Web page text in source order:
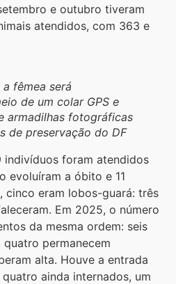
e outubro tiveram
atendidos, com 363 e
fêmea será
de um colar GPS e
armadilhas fotográficas
de preservação do DF
indivíduos foram atendidos
evoluíram a óbito e 11
cinco eram lobos-guará: três
Em 2025, o número
da mesma ordem: seis
permanecem
alta. Houve a entrada
ainda internados, um